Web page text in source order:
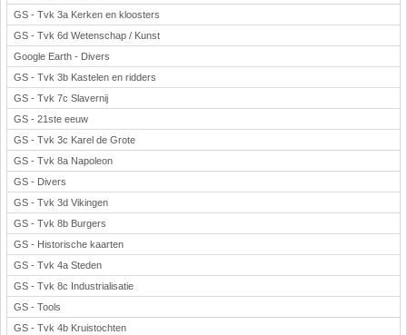
GS - Tvk 3a Kerken en kloosters
GS - Tvk 6d Wetenschap / Kunst
Google Earth - Divers
GS - Tvk 3b Kastelen en ridders
GS - Tvk 7c Slavernij
GS - 21ste eeuw
GS - Tvk 3c Karel de Grote
GS - Tvk 8a Napoleon
GS - Divers
GS - Tvk 3d Vikingen
GS - Tvk 8b Burgers
GS - Historische kaarten
GS - Tvk 4a Steden
GS - Tvk 8c Industrialisatie
GS - Tools
GS - Tvk 4b Kruistochten